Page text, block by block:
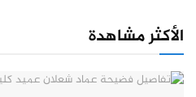
الأكثر مشاهدة